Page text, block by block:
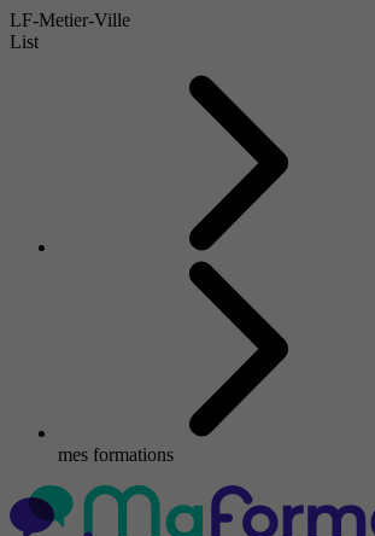
LF-Metier-Ville
List
mes formations